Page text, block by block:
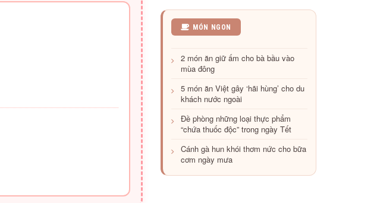
MÓN NGON
2 món ăn giữ ấm cho bà bầu vào
mùa đông
5 món ăn Việt gây ‘hãi hùng’ cho du
khách nước ngoài
Đề phòng những loại thực phẩm
“chứa thuốc độc” trong ngày Tết
Cánh gà hun khói thơm nức cho bữa
cơm ngày mưa